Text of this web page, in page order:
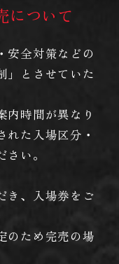
について
安全対策などの
」とさせていた
内時間が異なり
れた入場区分・
い。
き、入場券をご
のため完売の場